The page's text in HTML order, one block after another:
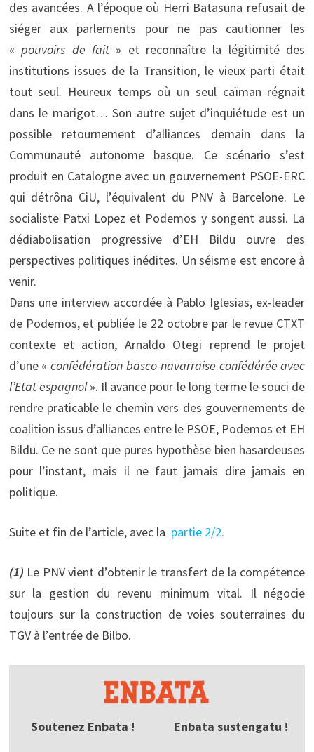
des avancées. A l’époque où Herri Batasuna refusait de
siéger aux parlements pour ne pas cautionner les
«pouvoirs de fait » et reconnaître la légitimité des
institutions issues de la Transition, le vieux parti était
tout seul. Heureux temps où un seul caïman régnait
dans le marigot… Son autre sujet d’inquiétude est un
possible retournement d’alliances demain dans la
Communauté autonome basque. Ce scénario s’est
produit en Catalogne avec un gouvernement PSOE-ERC
qui détrôna CiU, l’équivalent du PNV à Barcelone. Le
socialiste Patxi Lopez et Podemos y songent aussi. La
dédiabolisation progressive d’EH Bildu ouvre des
perspectives politiques inédites. Un séisme est encore à
venir.
Dans une interview accordée à Pablo Iglesias, ex-leader
de Podemos, et publiée le 22 octobre par le revue CTXT
contexte et action, Arnaldo Otegi reprend le projet
d’une «confédération basco-navarraise confédérée avec
l’Etat espagnol». Il avance pour le long terme le souci de
rendre praticable le chemin vers des gouvernements de
coalition issus d’alliances entre le PSOE, Podemos et EH
Bildu. Ce ne sont que pures hypothèse bien hasardeuses
pour l’instant, mais il ne faut jamais dire jamais en
politique.
Suite et fin de l’article, avec la partie 2/2.
(1) Le PNV vient d’obtenir le transfert de la compétence
sur la gestion du revenu minimum vital. Il négocie
toujours sur la construction de voies souterraines du
TGV à l’entrée de Bilbo.
Soutenez Enbata ! Enbata sustengatu !